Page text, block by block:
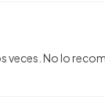
veces. No lo